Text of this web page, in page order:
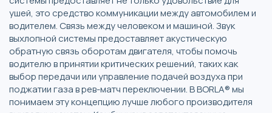
ушей, это средство коммуникации между автомобилем и
водителем. Связь между человеком и машиной. Звук
выхлопной системы предоставляет акустическую
обратную связь оборотам двигателя, чтобы помочь
водителю в принятии критических решений, таких как
выбор передачи или управление подачей воздуха при
поджатии газа в рев-матч переключении. В BORLA® мы
понимаем эту концепцию лучше любого производителя